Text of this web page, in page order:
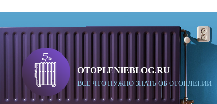
OTOPLENIEBLOG.RU
ВСЁ ЧТО НУЖНО ЗНАТЬ ОБ ОТОПЛЕНИИ